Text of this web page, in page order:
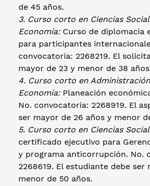
de 45 años.
3. Curso corto en Ciencias
Economía:Curso de diplomacia
para participantes
convocatoria: 2268219. El
mayor de 23 y menor de 38
4. Curso corto en
Economía:Planeación
No. convocatoria: 2268919. El
ser mayor de 26 años y menor
5. Curso corto en Ciencias
certificado ejecutivo para
y programa anticorrupción. No.
2268619. El estudiante debe ser
menor de 50 años.